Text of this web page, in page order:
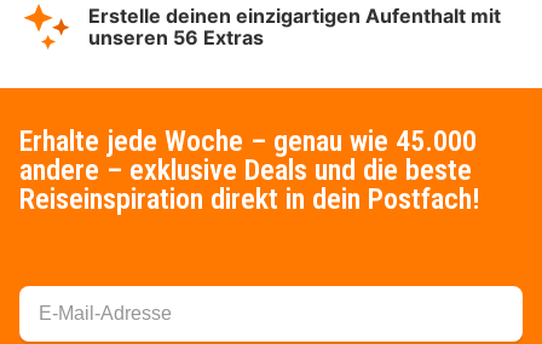
Erstelle deinen einzigartigen Aufenthalt mit
unseren 56 Extras
Erhalte jede Woche – genau wie 45.000
andere – exklusive Deals und die beste
Reiseinspiration direkt in dein Postfach!